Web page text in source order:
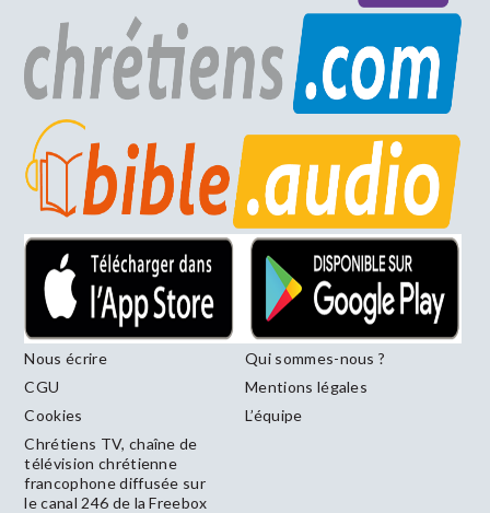
Nous écrire
Qui sommes-nous ?
CGU
Mentions légales
Cookies
L’équipe
Chrétiens TV, chaîne de
télévision chrétienne
francophone diffusée sur
le canal 246 de la Freebox